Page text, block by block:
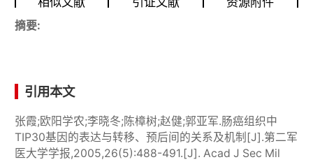
摘要:
引用本文
张霞;欧阳学农;李晓冬;陈樟树;赵健;郭亚军.肠癌组织中
TIP30基因的表达与转移、预后间的关系及机制[J].第二军
医大学学报,2005,26(5):488-491.[J]. Acad J Sec Mil